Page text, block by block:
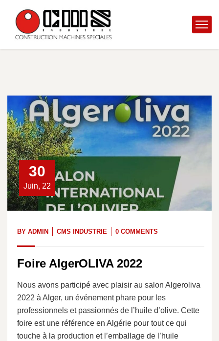
30
Juin, 22
BY ADMIN CMS INDUSTRIE 0 COMMENTS
Foire AlgerOLIVA 2022
Nous avons participé avec plaisir au salon Algeroliva
2022 à Alger, un événement phare pour les
professionnels et passionnés de l’huile d’olive. Cette
foire est une référence en Algérie pour tout ce qui
touche à la production et l’emballage de l’huile